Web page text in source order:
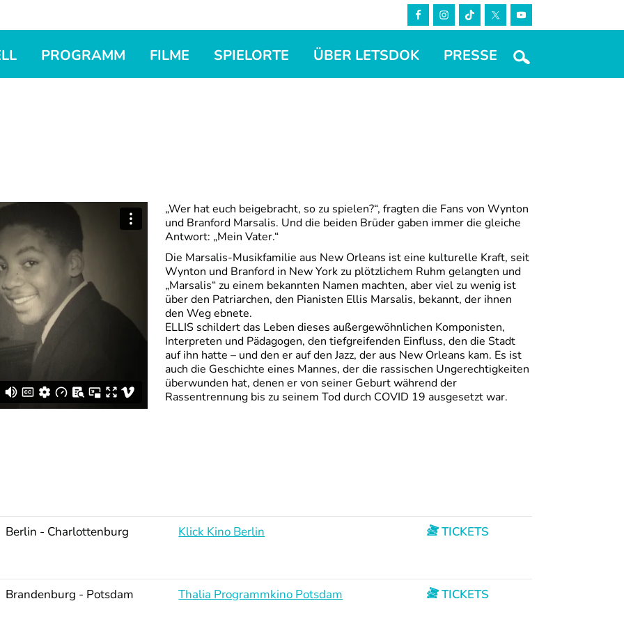
PROGRAMM FILME SPIELORTE ÜBER LETSDOK PRESSE
„Wer hat euch beigebracht, so zu spielen?“, fragten die Fans von Wynton
und Branford Marsalis. Und die beiden Brüder gaben immer die gleiche
Antwort: „Mein Vater.“
Die Marsalis-Musikfamilie aus New Orleans ist eine kulturelle Kraft, seit
Wynton und Branford in New York zu plötzlichem Ruhm gelangten und
„Marsalis“ zu einem bekannten Namen machten, aber viel zu wenig ist
über den Patriarchen, den Pianisten Ellis Marsalis, bekannt, der ihnen
den Weg ebnete.
ELLIS schildert das Leben dieses außergewöhnlichen Komponisten,
Interpreten und Pädagogen, den tiefgreifenden Einfluss, den die Stadt
auf ihn hatte – und den er auf den Jazz, der aus New Orleans kam. Es ist
auch die Geschichte eines Mannes, der die rassischen Ungerechtigkeiten
überwunden hat, denen er von seiner Geburt während der
Rassentrennung bis zu seinem Tod durch COVID 19 ausgesetzt war.
Berlin - Charlottenburg Klick Kino Berlin
TICKETS
Brandenburg - Potsdam Thalia Programmkino Potsdam
TICKETS